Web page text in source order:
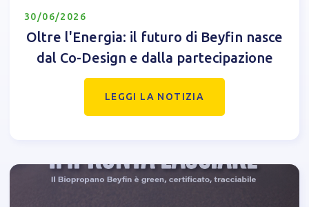
30/06/2026
Oltre l'Energia: il futuro di Beyfin nasce
dal Co-Design e dalla partecipazione
LEGGI LA NOTIZIA